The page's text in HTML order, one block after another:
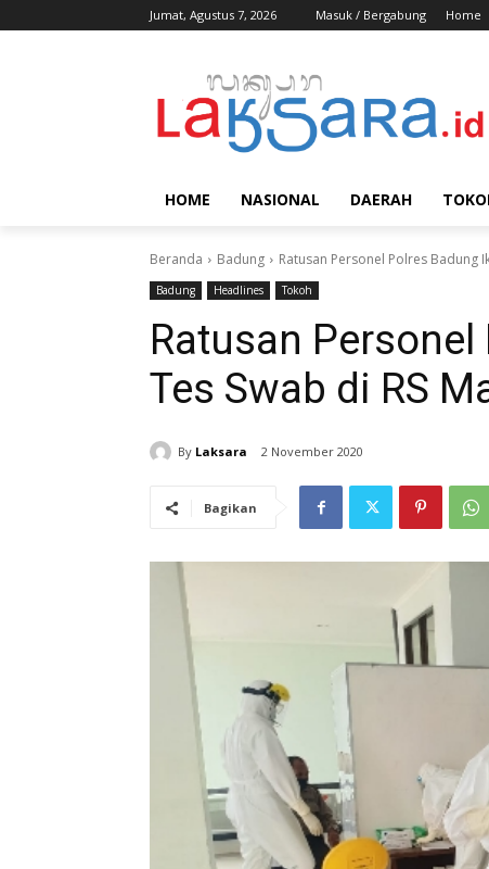
Jumat, Agustus 7, 2026 Masuk / Bergabung Home
HOME NASIONAL DAERAH
Beranda Badung Ratusan Personel Polres Badung
Badung Headlines Tokoh
Ratusan
Tes Swab di RS
By Laksara 2 November 2020
Bagikan